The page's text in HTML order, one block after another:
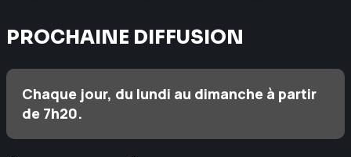
PROCHAINE DIFFUSION
Chaque jour, du lundi au dimanche à partir
de 7h20.